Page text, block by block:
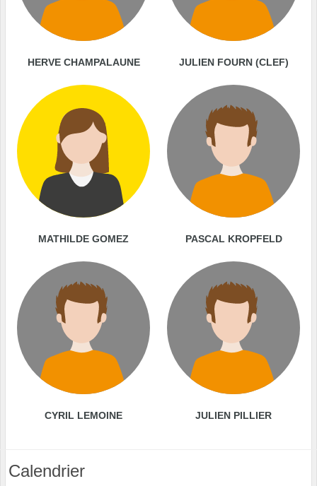
HERVE CHAMPALAUNE JULIEN FOURN (CLEF)
MATHILDE GOMEZ PASCAL KROPFELD
CYRIL LEMOINE JULIEN PILLIER
Calendrier